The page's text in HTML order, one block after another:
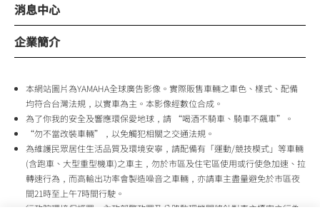
消息中心
企業簡介
本網站圖片為YAMAHA全球廣告影像。實際販售車輛之車色、樣式、配備
均符合台灣法規，以實車為主。本影像經數位合成。
為了你我的安全及響應環保愛地球，請 “喝酒不騎車、騎車不飆車”。
“勿不當改裝車輛”，以免觸犯相關之交通法規。
為維護民眾居住生活品質及環境安寧，請配備有「運動/競技模式」等車輛
(含跑車、大型重型機車)之車主，勿於市區及住宅區使用或行使急加速、拉
轉速行為，而高輸出功率會製造噪音之車輛，亦請車主盡量避免於市區夜
間21時至上午7時間行駛。
行政院環境保護署、內政部警政署及公路監理機關將針對車主擾寧之行為